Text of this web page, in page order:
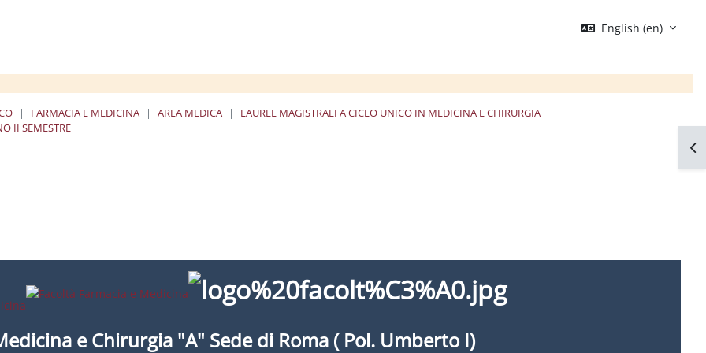
English ‎(en)‎
FARMACIA E MEDICINA AREA MEDICA
LAUREE MAGISTRALI A CICLO UNICO IN MEDICINA E CHIRURGIA
II SEMESTRE
e Chirurgia "A" Sede di Roma ( Pol. Umberto I)